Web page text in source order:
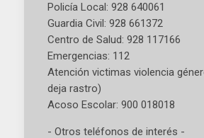
Policía Local: 928 640061
Guardia Civil: 928 661372
Centro de Salud: 928 117166
Emergencias: 112
Atención victimas violencia
deja rastro)
Acoso Escolar: 900 018018
- Otros teléfonos de interés -